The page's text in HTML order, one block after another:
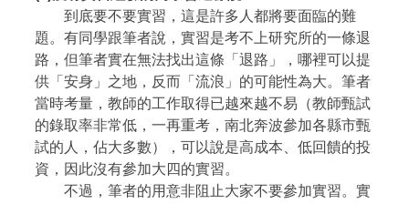
到底要不要實習，這是許多人都將要面臨的難
題。有同學跟筆者說，實習是考不上研究所的一條退
路，但筆者實在無法找出這條「退路」，哪裡可以提
供「安身」之地，反而「流浪」的可能性為大。筆者
當時考量，教師的工作取得已越來越不易（教師甄試
的錄取率非常低，一再重考，南北奔波參加各縣市甄
試的人，佔大多數），可以說是高成本、低回饋的投
資，因此沒有參加大四的實習。
不過，筆者的用意非阻止大家不要參加實習。實